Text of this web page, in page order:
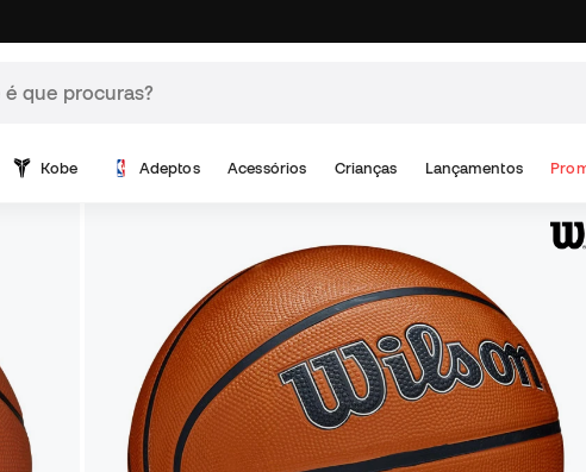
Kobe Adeptos Acessórios Crianças Lançamentos